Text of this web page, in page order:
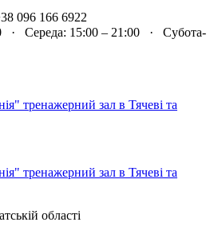
096 166 6922
· Середа: 15:00 – 21:00 · Субота-
області